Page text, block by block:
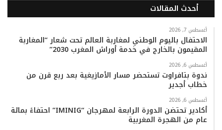
س
و
ك
ي
ت
ر
ت
ي
و
ب
س
ت
ق
ر
م
k
o
k
ت
س
ب
أحدث المقالات
أغسطس 7, 2026
الاحتفال باليوم الوطني لمغاربة العالم تحت شعار “المغاربة
المقيمون بالخارج في خدمة أوراش المغرب 2030”
أغسطس 6, 2026
ندوة بتافراوت تستحضر مسار الأمازيغية بعد ربع قرن من
خطاب أجدير
أغسطس 6, 2026
أكادير تحتضن الدورة الرابعة لمهرجان “IMINIG” احتفاءً بمائة
عام من الهجرة المغربية